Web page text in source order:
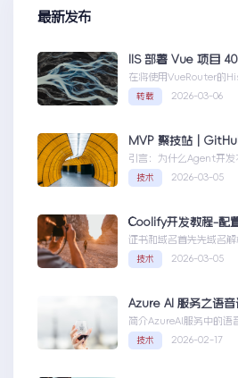
最新发布
IIS 部署 Vue 项目
在将使用VueRouter的
时，可能会遇到刷新页面
题解决方案
转载 2026-03-06
引言：为什么Agent开发
来，随着人工智能技术的
聚技站｜
技术 2026-03-05
Coolify开发教程-配
证书和域名首先先域名
器，然后获取你的证书
赘...Coolify开发教程-配
技术 2026-03-05
Azure AI 服务之语音
简介AzureAI服务中的语
项先进技术，旨在帮助开
服务之语音识别
技术 2026-02-17